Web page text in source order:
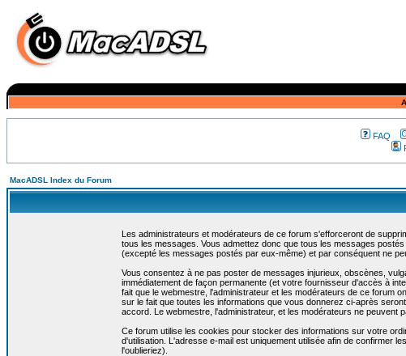
FAQ
MacADSL Index du Forum
Les administrateurs et modérateurs de ce forum s'efforceront de
tous les messages. Vous admettez donc que tous les messages
(excepté les messages postés par eux-même) et par conséquent ne
Vous consentez à ne pas poster de messages injurieux, obscènes,
immédiatement de façon permanente (et votre fournisseur d'accès à
fait que le webmestre, l'administrateur et les modérateurs de ce forum
sur le fait que toutes les informations que vous donnerez ci-après
accord. Le webmestre, l'administrateur, et les modérateurs ne peuvent
Ce forum utilise les cookies pour stocker des informations sur votre
d'utilisation. L'adresse e-mail est uniquement utilisée afin de confirmer
l'oublieriez).